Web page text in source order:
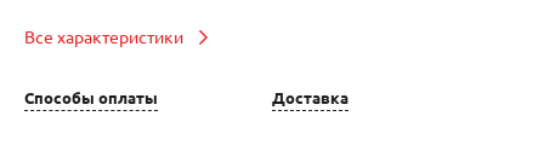
Все характеристики
Способы оплаты Доставка